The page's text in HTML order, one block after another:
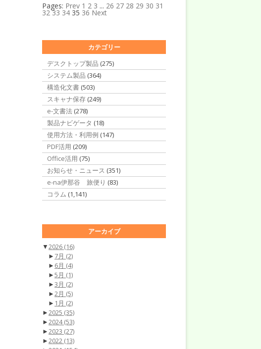
Pages: Prev 1 2 3 ... 26 27 28 29 30 31
32 33 34 35 36 Next
カテゴリー
デスクトップ製品 (275)
システム製品 (364)
構造化文書 (503)
スキャナ保存 (249)
e-文書法 (278)
製品ナビゲータ (18)
使用方法・利用例 (147)
PDF活用 (209)
Office活用 (75)
お知らせ・ニュース (351)
e-na伊那谷 旅便り (83)
コラム (1,141)
アーカイブ
▼2026 (16)
► 7月 (2)
► 6月 (4)
►5月 (1)
►3月 (2)
►2月 (5)
► 1月 (2)
►2025 (35)
►2024(53)
►2023 (27)
►2022 (13)